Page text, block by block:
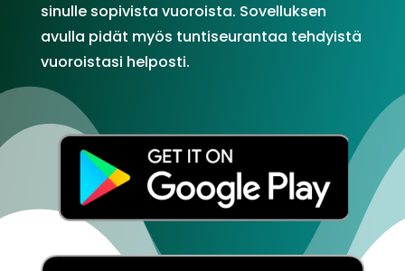
sinulle sopivista vuoroista. Sovelluksen
avulla pidät myös tuntiseurantaa tehdyistä
vuoroistasi helposti.